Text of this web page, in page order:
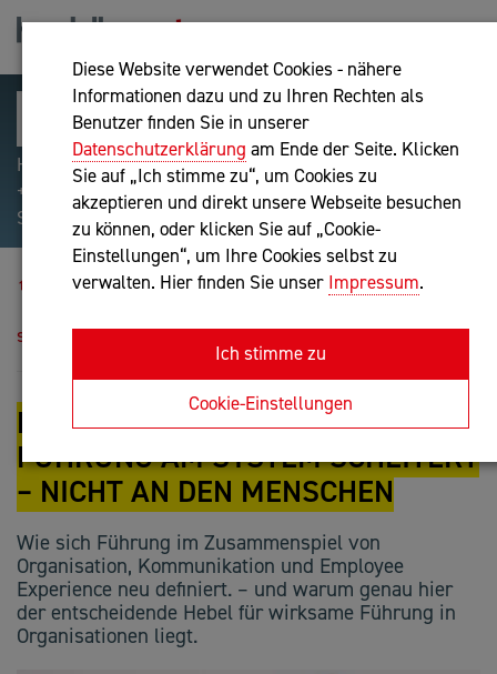
Diese Website verwendet Cookies - nähere
Informationen dazu und zu Ihren Rechten als
Benutzer finden Sie in unserer
Datenschutzerklärung am Ende der Seite. Klicken
Sie auf „Ich stimme zu“, um Cookies zu
akzeptieren und direkt unsere Webseite besuchen
zu können, oder klicken Sie auf „Cookie-
Einstellungen“, um Ihre Cookies selbst zu
verwalten. Hier finden Sie unser Impressum.
Ich stimme zu
Cookie-Einstellungen
Hilfreiche Suchparameter: Begriff einschließen:
+webshop, Begriff ausschließen: -webshop, Exakter
Suchbegriff: "internet of things"
Blog
scheitert – nicht an den Menschen
FUTURE LEADERSHIP: WARUM
FÜHRUNG AM SYSTEM SCHEITERT
– NICHT AN DEN MENSCHEN
Wie sich Führung im Zusammenspiel von
Organisation, Kommunikation und Employee
Experience neu definiert. – und warum genau hier
der entscheidende Hebel für wirksame Führung in
Organisationen liegt.